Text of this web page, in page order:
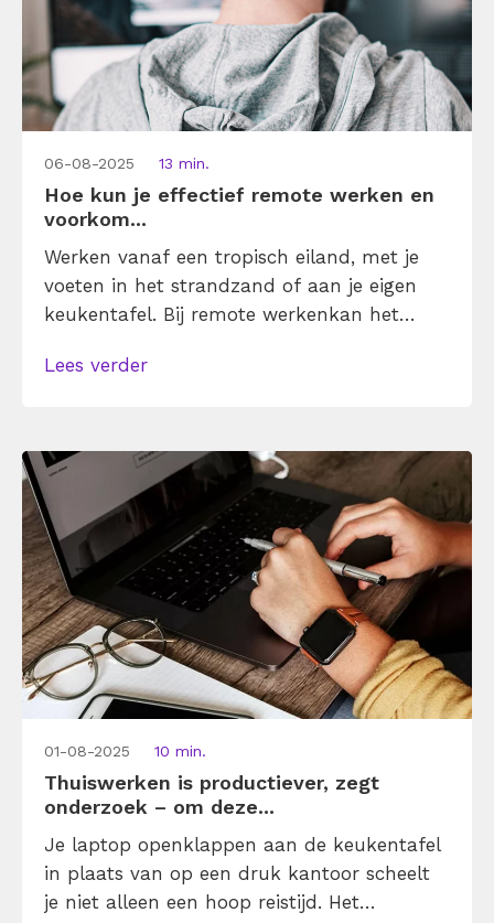
06-08-2025 13 min.
Hoe kun je effectief remote werken en
voorkom...
Werken vanaf een tropisch eiland, met je
voeten in het strandzand of aan je eigen
keukentafel. Bij remote werkenkan het
afgestapt van het idee dat je altijd maar op
en kan je werk-privébalans verbeteren.
Maar, zo benadrukken experts, je moet het
wel goed aanpakken.
Lees verder
01-08-2025 10 min.
Thuiswerken is productiever, zegt
onderzoek – om deze...
Je laptop openklappen aan de keukentafel
in plaats van op een druk kantoor scheelt
je niet alleen een hoop reistijd. Het